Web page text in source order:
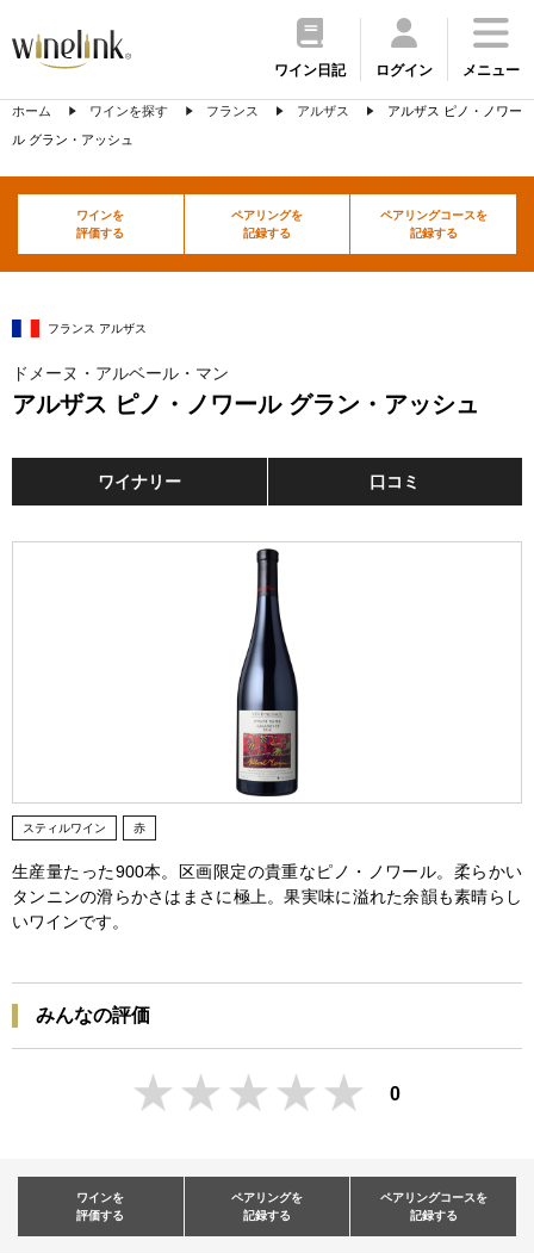
ワイン日記 ログイン メニュー
ホーム ワインを探す フランス アルザス
アルザス ピノ・ノワー
ル グラン・アッシュ
ワインを
評価する
ペアリングを
記録する
ペアリングコースを
記録する
フランス アルザス
ドメーヌ・アルベール・マン
アルザス ピノ・ノワール グラン・アッシュ
ワイナリー 口コミ
スティルワイン 赤
生産量たった900本。区画限定の貴重なピノ・ノワール。柔らかい
タンニンの滑らかさはまさに極上。果実味に溢れた余韻も素晴らし
いワインです。
みんなの評価
0
ワインを
評価する
ペアリングを
記録する
ペアリングコースを
記録する